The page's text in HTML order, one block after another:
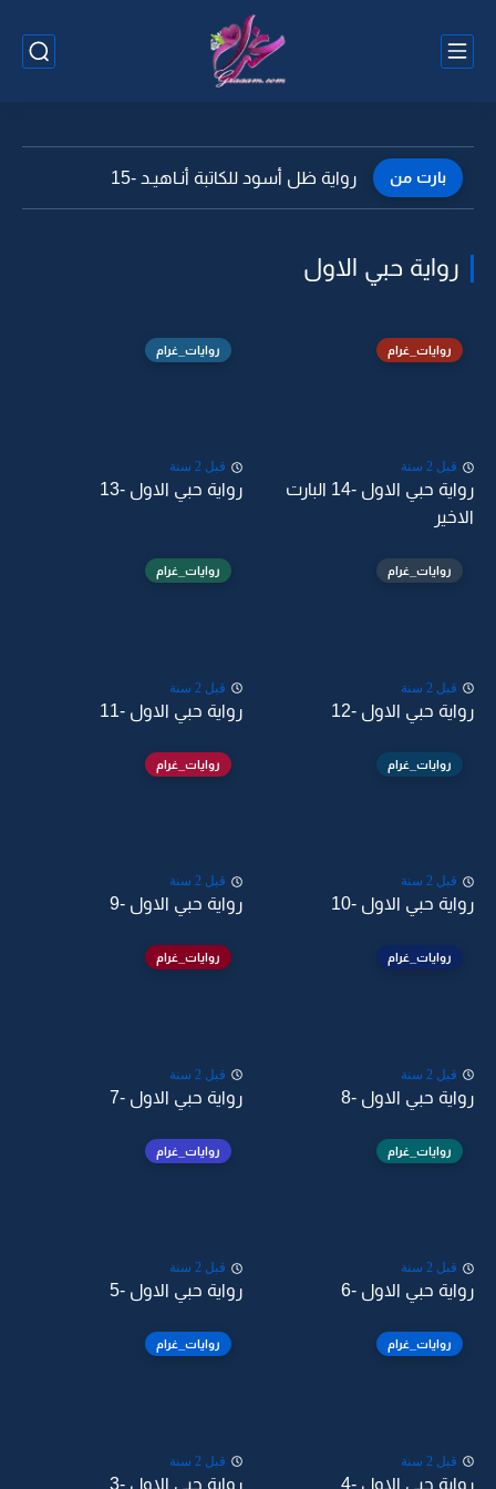
بارت من رواية ظل أسود للكاتبة أنـاهيـد -15
رواية حبي الاول
روايات_غرام
قبل 2 سنة
رواية حبي الاول -14 البارت
الاخير
روايات_غرام
قبل 2 سنة
رواية حبي الاول -13
روايات_غرام
قبل 2 سنة
رواية حبي الاول -12
روايات_غرام
قبل 2 سنة
رواية حبي الاول -11
روايات_غرام
قبل 2 سنة
رواية حبي الاول -10
روايات_غرام
قبل 2 سنة
رواية حبي الاول -9
روايات_غرام
قبل 2 سنة
رواية حبي الاول -8
روايات_غرام
قبل 2 سنة
رواية حبي الاول -7
روايات_غرام
قبل 2 سنة
رواية حبي الاول -6
روايات_غرام
قبل 2 سنة
رواية حبي الاول -5
روايات_غرام
قبل 2 سنة
رواية حبي الاول -4
روايات_غرام
قبل 2 سنة
رواية حبي الاول -3